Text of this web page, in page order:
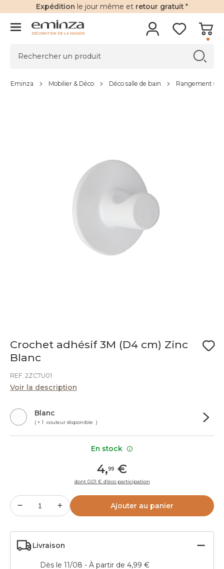
Expédition le jour même et retour gratuit *
DÉCORATION DE LA MAISON
Eminza Mobilier & Déco Déco salle de bain Rangement
Crochet adhésif 3M (D4 cm) Zinc
Blanc
REF. 2ZC7U01
Voir la description
Blanc
( + 1 couleur disponible )
4,99 €
dont 0.01 € d’éco participation
Ajouter au panier
Livraison
Dès le 11/08 - À partir de 4,99 €